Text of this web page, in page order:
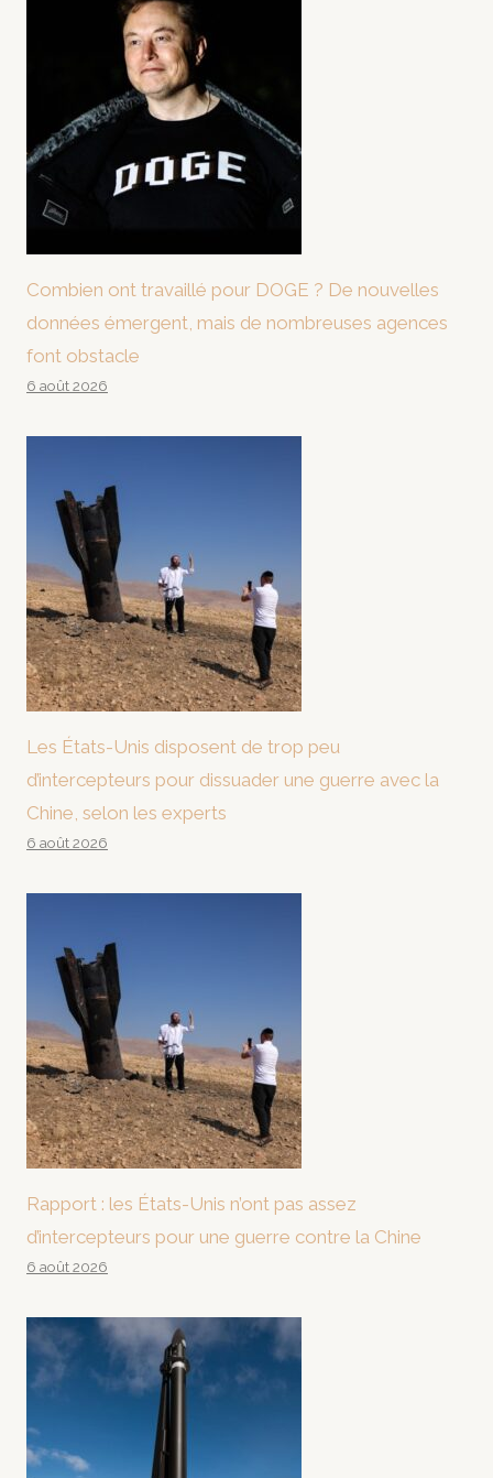
Combien ont travaillé pour DOGE ? De nouvelles
données émergent, mais de nombreuses agences
font obstacle
6 août 2026
Les États-Unis disposent de trop peu
d’intercepteurs pour dissuader une guerre avec la
Chine, selon les experts
6 août 2026
Rapport : les États-Unis n’ont pas assez
d’intercepteurs pour une guerre contre la Chine
6 août 2026